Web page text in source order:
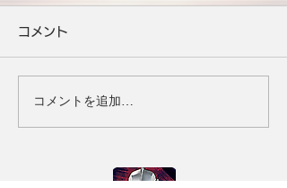
コメント
コメントを追加…